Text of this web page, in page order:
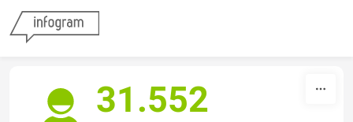
31.552